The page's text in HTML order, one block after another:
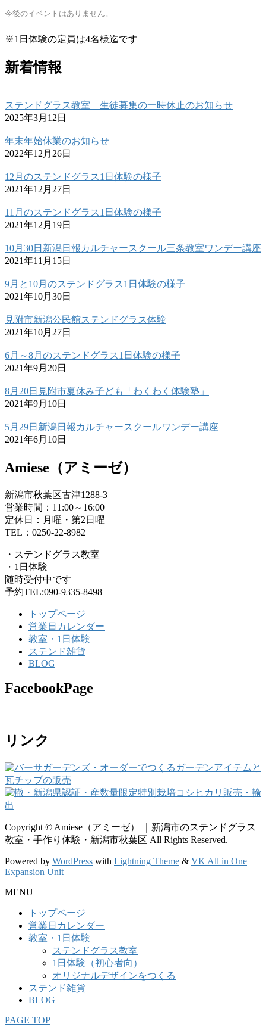
今後のイベントはありません。
※1日体験の定員は4名様迄です
新着情報
ステンドグラス教室 生徒募集の一時休止のお知らせ
2025年3月12日
年末年始休業のお知らせ
2022年12月26日
12月のステンドグラス1日体験の様子
2021年12月27日
11月のステンドグラス1日体験の様子
2021年12月19日
10月30日新潟日報カルチャースクール三条教室ワンデー講座
2021年11月15日
9月と10月のステンドグラス1日体験の様子
2021年10月30日
見附市新潟公民館ステンドグラス体験
2021年10月27日
6月～8月のステンドグラス1日体験の様子
2021年9月20日
8月20日見附市夏休み子ども「わくわく体験塾」
2021年9月10日
5月29日新潟日報カルチャースクールワンデー講座
2021年6月10日
Amiese（アミーゼ）
新潟市秋葉区古津1288-3
営業時間：11:00～16:00
定休日：月曜・第2日曜
TEL：0250-22-8982
・ステンドグラス教室
・1日体験
随時受付中です
予約TEL:090-9335-8498
トップページ
営業日カレンダー
教室・1日体験
ステンド雑貨
BLOG
FacebookPage
リンク
Copyright © Amiese（アミーゼ） ｜新潟市のステンドグラス
教室・手作り体験・新潟市秋葉区 All Rights Reserved.
Powered by WordPress with Lightning Theme & VK All in One
Expansion Unit
MENU
トップページ
営業日カレンダー
教室・1日体験
ステンドグラス教室
1日体験（初心者向）
オリジナルデザインをつくる
ステンド雑貨
BLOG
PAGE TOP